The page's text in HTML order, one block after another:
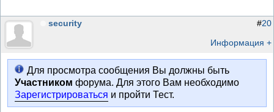
security #20
Информация +
Для просмотра сообщения Вы должны быть
Участником форума. Для этого Вам необходимо
Зарегистрироваться и пройти Тест.